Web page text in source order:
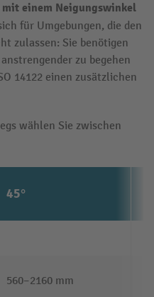
einem Neigungswinkel
für Umgebungen, die den
zulassen: Sie benötigen
zu begehen
14122 einen zusätzlichen
wählen Sie zwischen
45°
560–2160 mm